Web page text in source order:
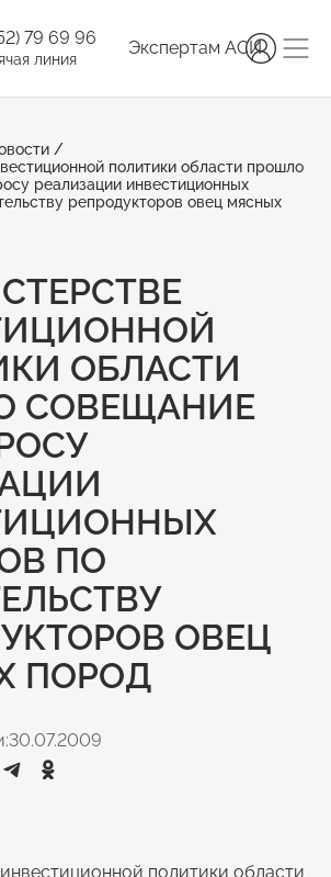
79 69 96
линия
Экспертам АСИ
/
политики области прошло
реализации инвестиционных
репродукторов овец мясных
ОБЛАСТИ
СОВЕЩАНИЕ
ПО
ОВЕЦ
ПОРОД
30.07.2009
политики области